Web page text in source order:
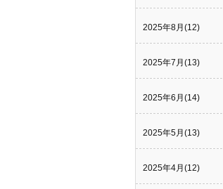
2025年8月(12)
2025年7月(13)
2025年6月(14)
2025年5月(13)
2025年4月(12)